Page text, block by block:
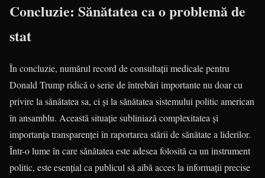
Concluzie: Sănătatea ca o problemă de
stat
În concluzie, numărul record de consultații medicale pentru
Donald Trump ridică o serie de întrebări importante nu doar cu
privire la sănătatea sa, ci și la sănătatea sistemului politic american
în ansamblu. Această situație subliniază complexitatea și
importanța transparenței în raportarea stării de sănătate a liderilor.
Într-o lume în care sănătatea este adesea folosită ca un instrument
politic, este esențial ca publicul să aibă acces la informații precise